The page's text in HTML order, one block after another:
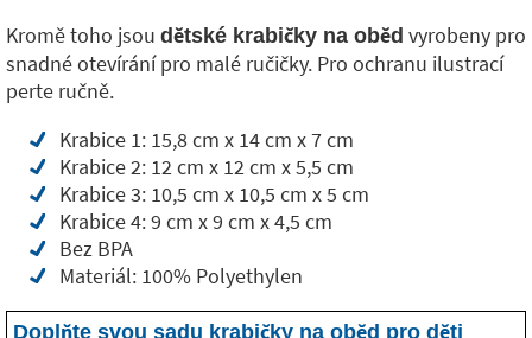
Kromě toho jsou dětské krabičky na oběd vyrobeny pro
snadné otevírání pro malé ručičky. Pro ochranu ilustrací
perte ručně.
Krabice 1: 15,8 cm x 14 cm x 7 cm
Krabice 2: 12 cm x 12 cm x 5,5 cm
Krabice 3: 10,5 cm x 10,5 cm x 5 cm
Krabice 4: 9 cm x 9 cm x 4,5 cm
Bez BPA
Materiál: 100% Polyethylen
Doplňte svou sadu krabičky na oběd pro děti